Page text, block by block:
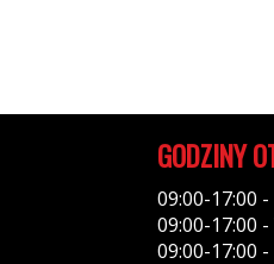
GODZINY
09:00-17:00
09:00-17:00
09:00-17:00